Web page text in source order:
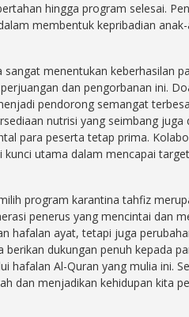
hingga program selesai.
membentuk kepribadian
sangat menentukan keberhasilan
dan pengorbanan ini.
pendorong semangat
nutrisi yang seimbang
para peserta tetap prima.
kunci utama dalam mencapai
program karantina tahfiz
penerus yang mencintai dan
hafalan ayat, tetapi juga
berikan dukungan penuh kepada
hafalan Al-Quran yang mulia ini.
dan menjadikan kehidupan kita